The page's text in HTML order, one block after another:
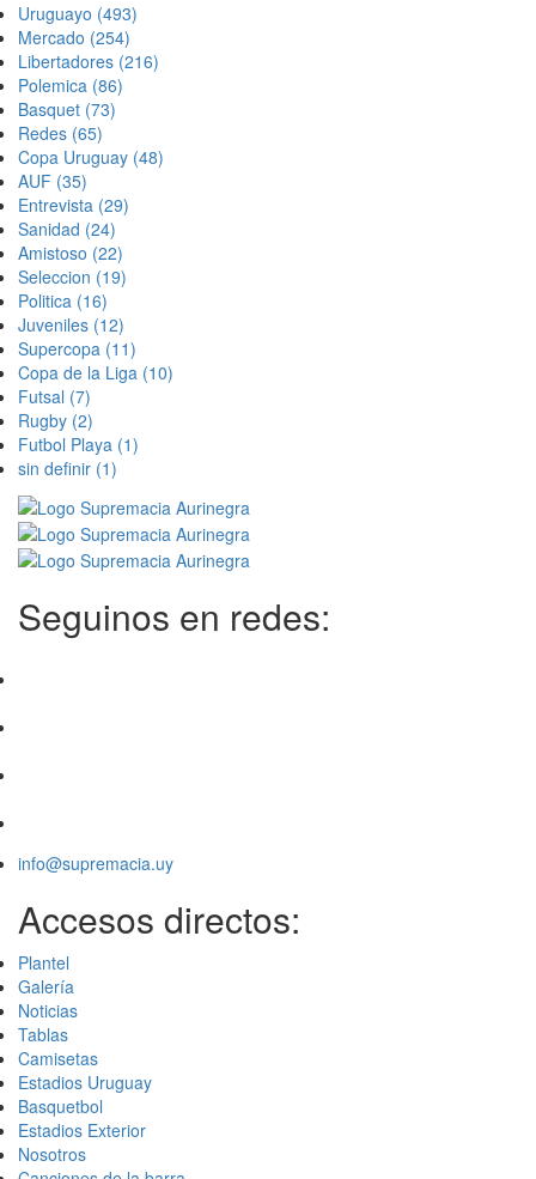
Uruguayo (493)
Mercado (254)
Libertadores (216)
Polemica (86)
Basquet (73)
Redes (65)
Copa Uruguay (48)
AUF (35)
Entrevista (29)
Sanidad (24)
Amistoso (22)
Seleccion (19)
Politica (16)
Juveniles (12)
Supercopa (11)
Copa de la Liga (10)
Futsal (7)
Rugby (2)
Futbol Playa (1)
sin definir (1)
Seguinos en redes:
info@supremacia.uy
Accesos directos:
Plantel
Galería
Noticias
Tablas
Camisetas
Estadios Uruguay
Basquetbol
Estadios Exterior
Nosotros